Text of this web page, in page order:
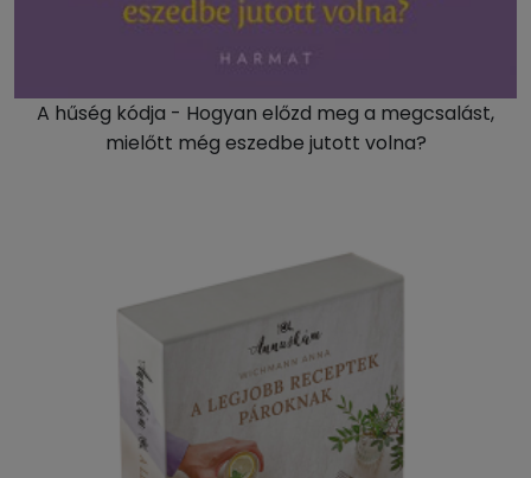
A hűség kódja - Hogyan előzd meg a megcsalást,
mielőtt még eszedbe jutott volna?